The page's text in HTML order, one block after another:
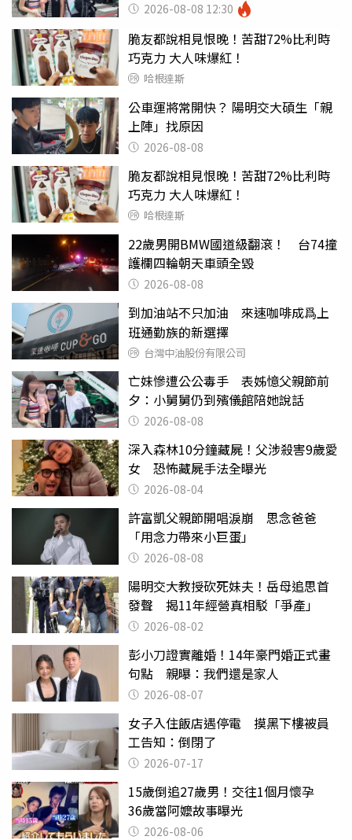
2026-08-08 12:30
脆友都說相見恨晚！苦甜72%比利時
巧克力 大人味爆紅！
哈根達斯
公車運將常開快？ 陽明交大碩生「親
上陣」找原因
2026-08-08
脆友都說相見恨晚！苦甜72%比利時
巧克力 大人味爆紅！
哈根達斯
22歲男開BMW國道級翻滾！ 台74撞
護欄四輪朝天車頭全毀
2026-08-08
到加油站不只加油 來速咖啡成爲上
班通勤族的新選擇
台灣中油股份有限公司
亡妹慘遭公公毒手 表姊憶父親節前
夕：小舅舅仍到殯儀館陪她說話
2026-08-08
深入森林10分鐘藏屍！父涉殺害9歲愛
女 恐怖藏屍手法全曝光
2026-08-04
許富凱父親節開唱淚崩 思念爸爸
「用念力帶來小巨蛋」
2026-08-08
陽明交大教授砍死妹夫！岳母追思首
發聲 揭11年經營真相駁「爭產」
2026-08-02
彭小刀證實離婚！14年豪門婚正式畫
句點 親曝：我們還是家人
2026-08-07
女子入住飯店遇停電 摸黑下樓被員
工告知：倒閉了
2026-07-17
15歲倒追27歲男！交往1個月懷孕
36歲當阿嬤故事曝光
2026-08-06